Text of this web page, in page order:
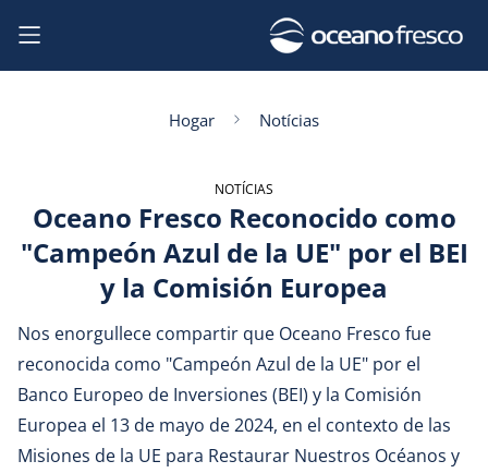
Hogar Notícias
NOTÍCIAS
Oceano Fresco Reconocido como
"Campeón Azul de la UE" por el BEI
y la Comisión Europea
Nos enorgullece compartir que Oceano Fresco fue
reconocida como "Campeón Azul de la UE" por el
Banco Europeo de Inversiones (BEI) y la Comisión
Europea el 13 de mayo de 2024, en el contexto de las
Misiones de la UE para Restaurar Nuestros Océanos y